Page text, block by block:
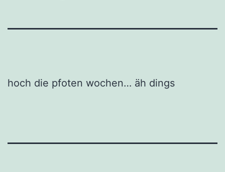
hoch die pfoten wochen… äh dings